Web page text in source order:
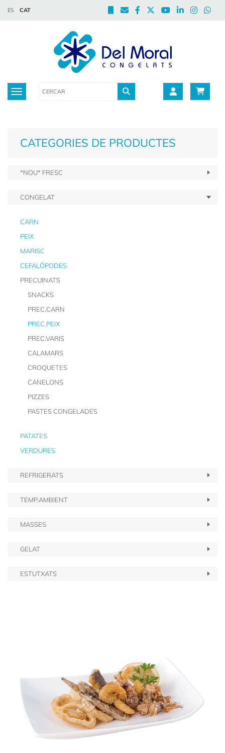
ES CAT
Toggle navigation
CATEGORIES DE PRODUCTES
*NOU* FRESC
CONGELAT
CARN
PEIX
MARISC
CEFALÓPODES
PRECUINATS
SNACKS
PREC.CARN
PREC.PEIX
PREC.VARIS
CALAMARS
CROQUETES
CANELONS
PIZZES
PASTES CONGELADES
PATATES
VERDURES
REFRIGERATS
TEMP.AMBIENT
MASSES
GELAT
ESTUTXATS